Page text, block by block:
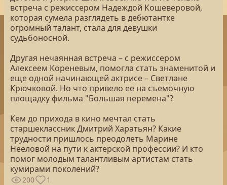
встреча с режиссером Надеждой Кошеверовой,
которая сумела разглядеть в дебютантке
огромный талант, стала для девушки
судьбоносной.
Другая нечаянная встреча – с режиссером
Алексеем Кореневым, помогла стать знаменитой и
еще одной начинающей актрисе – Светлане
Крючковой. Но что привело ее на съемочную
площадку фильма "Большая перемена"?
Кем до прихода в кино мечтал стать
старшеклассник Дмитрий Харатьян? Какие
трудности пришлось преодолеть Марине
Нееловой на пути к актерской профессии? И кто
помог молодым талантливым артистам стать
кумирами поколений?
200 1